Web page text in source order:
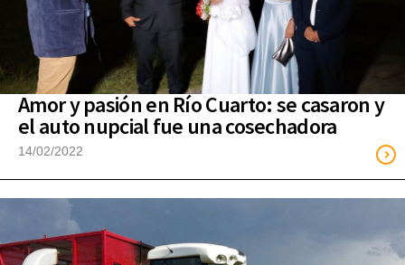
Amor y pasión en Río Cuarto: se casaron y
el auto nupcial fue una cosechadora
14/02/2022